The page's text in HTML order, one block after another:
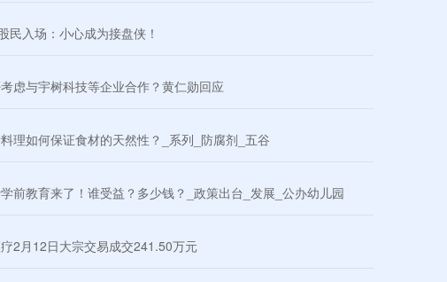
民入场：小心成为接盘侠！
虑与宇树科技等企业合作？黄仁勋回应
理如何保证食材的天然性？_系列_防腐剂_五谷
前教育来了！谁受益？多少钱？_政策出台_发展_公办幼儿园
2月12日大宗交易成交241.50万元